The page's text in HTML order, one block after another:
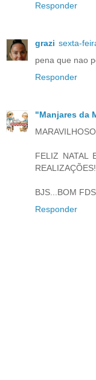
Responder
grazi sexta-
pena que nao
Responder
"Manjares da
FELIZ NATAL
BJS...BOM
Responder